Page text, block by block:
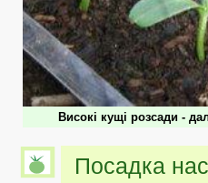
Високі кущі розсади -
Посадка